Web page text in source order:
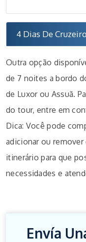
4 Dias De
Outra opção
de 7 noites a bordo
de Luxor ou Assuã.
do tour, entre em
Dica: Você pode
adicionar ou
itinerário para que
necessidades e
Envía